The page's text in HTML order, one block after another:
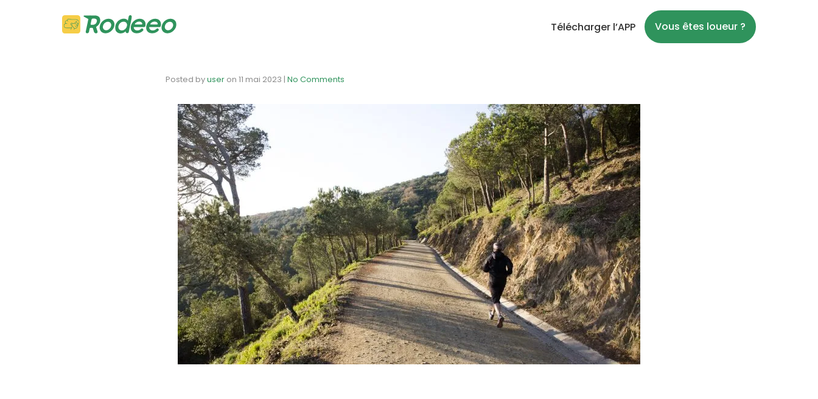
Télécharger l’APP Vous êtes loueur ?
Posted byuser on 11 mai 2023 | No Comments